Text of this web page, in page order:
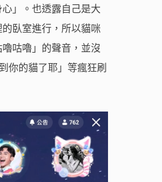
」。也透露自己是大
臥室進行，所以貓咪
咕嚕」的聲音，並沒
你的貓了耶」等瘋狂刷